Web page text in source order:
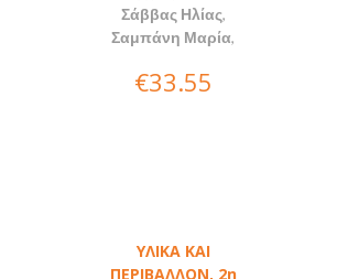
Σάββας Ηλίας,
Σαμπάνη Μαρία,
€33.55
ΥΛΙΚΑ ΚΑΙ
ΠΕΡΙΒΑΛΛΟΝ, 2η